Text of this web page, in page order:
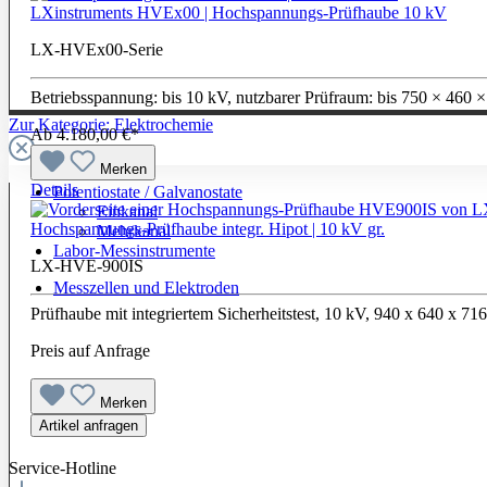
Zur Kategorie: Elektrochemie
Potentiostate / Galvanostate
Einkanal
Mehrkanal
Labor-Messinstrumente
Messzellen und Elektroden
LXinstruments HVEx00 | Hochspannungs-Prüfhaube 10 kV
LX-HVEx00-Serie
Betriebsspannung: bis 10 kV, nutzbarer Prüfraum: bis 750 × 460
Ab4.180,00 €*
Merken
Details
Hochspannungs-Prüfhaube integr. Hipot | 10 kV gr.
LX-HVE-900IS
Prüfhaube mit integriertem Sicherheitstest, 10 kV, 940 x 640 x
Preis auf Anfrage
Merken
Artikel anfragen
Service-Hotline